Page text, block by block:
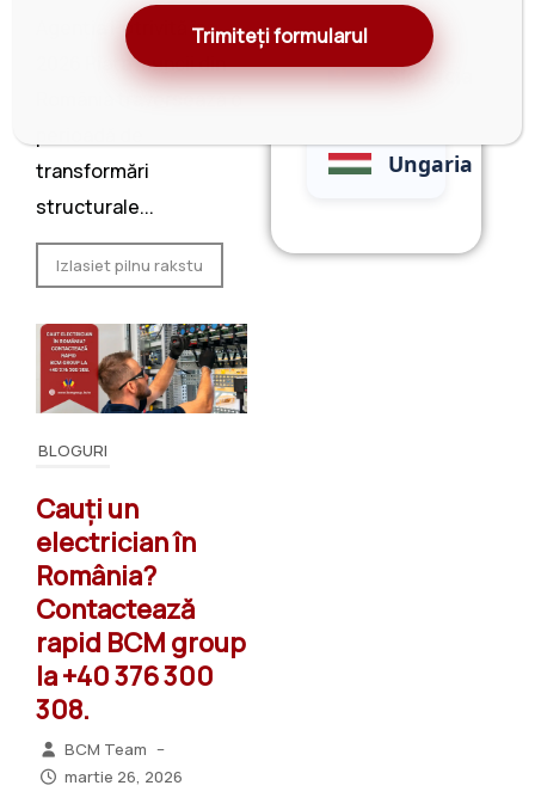
Agenția Potrivită în
2026 Piața muncii din
transformări
structurale...
Izlasiet pilnu rakstu
BLOGURI
Cauți un
electrician în
România?
Contactează
rapid BCM group
la +40 376 300
308.
BCM Team –
martie 26, 2026
Slovacia
Ungaria
Trimiteți formularul